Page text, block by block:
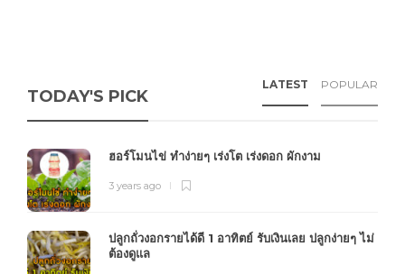
TODAY'S PICK
LATEST POPULAR
ฮอร์โมนไข่ ทำง่ายๆ เร่งโต เร่งดอก ผักงาม
3 years ago
ปลูกถั่วงอกรายได้ดี 1 อาทิตย์ รับเงินเลย ปลูกง่ายๆ ไม่
ต้องดูแล